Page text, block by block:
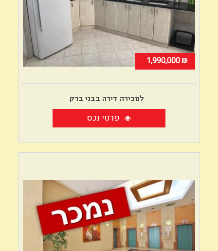
1,990,000 ₪
למכירה דירה בבני ברק
פרטי נכס